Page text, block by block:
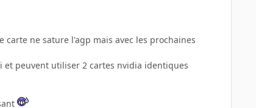
ne sature l'agp mais avec les prochaines
et peuvent utiliser 2 cartes nvidia identiques